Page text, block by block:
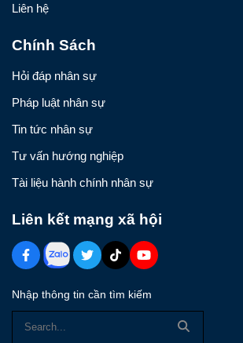
Liên hệ
Chính Sách
Hỏi đáp nhân sự
Pháp luật nhân sự
Tin tức nhân sự
Tư vấn hướng nghiệp
Tài liệu hành chính nhân sự
Liên kết mạng xã hội
Nhập thông tin cần tìm kiếm